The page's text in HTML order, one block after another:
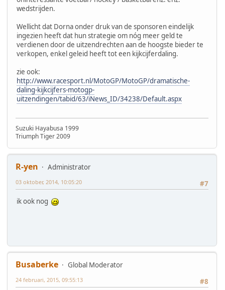
wedstrijden.
Wellicht dat Dorna onder druk van de sponsoren eindelijk
ingezien heeft dat hun strategie om nóg meer geld te
verdienen door de uitzendrechten aan de hoogste bieder te
verkopen, enkel geleid heeft tot een kijkcijferdaling.
zie ook:
http://www.racesport.nl/MotoGP/MotoGP/dramatische-
daling-kijkcijfers-motogp-
uitzendingen/tabid/63/iNews_ID/34238/Default.aspx
Suzuki Hayabusa 1999
Triumph Tiger 2009
R-yen
Administrator
#7
03 oktober, 2014, 10:05:20
ik ook nog
Busaberke
Global Moderator
#8
24 februari, 2015, 09:55:13